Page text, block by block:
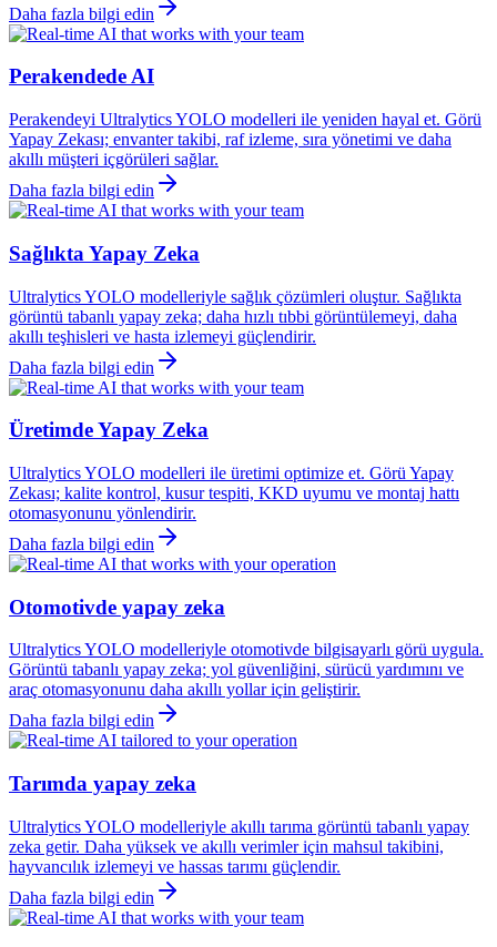
Daha fazla bilgi edin
Perakendede AI
Perakendeyi Ultralytics YOLO modelleri ile yeniden hayal et. Görü
Yapay Zekası; envanter takibi, raf izleme, sıra yönetimi ve daha
akıllı müşteri içgörüleri sağlar.
Daha fazla bilgi edin
Sağlıkta Yapay Zeka
Ultralytics YOLO modelleriyle sağlık çözümleri oluştur. Sağlıkta
görüntü tabanlı yapay zeka; daha hızlı tıbbi görüntülemeyi, daha
akıllı teşhisleri ve hasta izlemeyi güçlendirir.
Daha fazla bilgi edin
Üretimde Yapay Zeka
Ultralytics YOLO modelleri ile üretimi optimize et. Görü Yapay
Zekası; kalite kontrol, kusur tespiti, KKD uyumu ve montaj hattı
otomasyonunu yönlendirir.
Daha fazla bilgi edin
Otomotivde yapay zeka
Ultralytics YOLO modelleriyle otomotivde bilgisayarlı görü uygula.
Görüntü tabanlı yapay zeka; yol güvenliğini, sürücü yardımını ve
araç otomasyonunu daha akıllı yollar için geliştirir.
Daha fazla bilgi edin
Tarımda yapay zeka
Ultralytics YOLO modelleriyle akıllı tarıma görüntü tabanlı yapay
zeka getir. Daha yüksek ve akıllı verimler için mahsul takibini,
hayvancılık izlemeyi ve hassas tarımı güçlendir.
Daha fazla bilgi edin